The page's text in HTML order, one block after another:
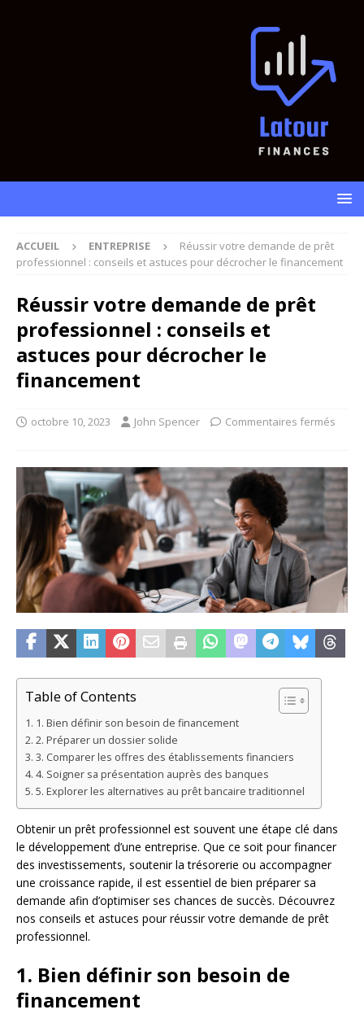
ACCUEIL ENTREPRISE
Réussir votre demande de prêt
professionnel : conseils et astuces pour décrocher le financement
Réussir votre demande de prêt
professionnel : conseils et
astuces pour décrocher le
financement
octobre 10, 2023 John Spencer Commentaires fermés
Table of Contents
1. Bien définir son besoin de financement
2. Préparer un dossier solide
3. Comparer les offres des établissements financiers
4. Soigner sa présentation auprès des banques
5. Explorer les alternatives au prêt bancaire traditionnel
Obtenir un prêt professionnel est souvent une étape clé dans
le développement d’une entreprise. Que ce soit pour financer
des investissements, soutenir la trésorerie ou accompagner
une croissance rapide, il est essentiel de bien préparer sa
demande afin d’optimiser ses chances de succès. Découvrez
nos conseils et astuces pour réussir votre demande de prêt
professionnel.
1. Bien définir son besoin de
financement